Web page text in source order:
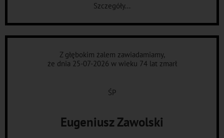
Szczegóły...
Z głębokim żalem zawiadamiamy,
że dnia 25-07-2026 w wieku 74 lat zmarł
ŚP
Eugeniusz Zawolski